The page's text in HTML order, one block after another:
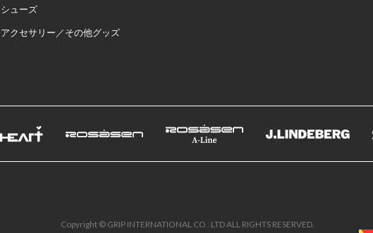
シューズ
アクセサリー／その他グッズ
Copyright © GRIP INTERNATIONAL CO . LTD ALL RIGHTS RESERVED.